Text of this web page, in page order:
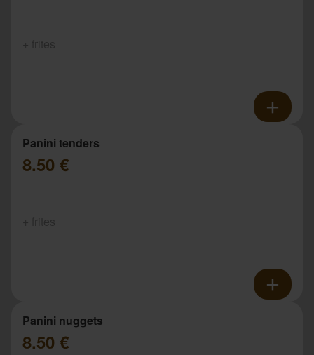
Panini tenders
8.50 €
Panini nuggets
8.50 €